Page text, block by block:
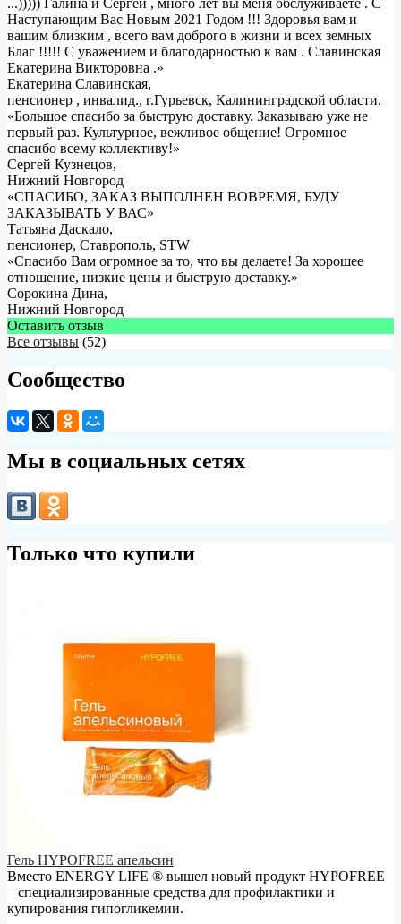
...))))) Галина и Сергей , много лет вы меня обслуживаете . С
Наступающим Вас Новым 2021 Годом !!! Здоровья вам и
вашим близким , всего вам доброго в жизни и всех земных
Благ !!!!! С уважением и благодарностью к вам . Славинская
Екатерина Викторовна .»
Екатерина Славинская,
пенсионер , инвалид., г.Гурьевск, Калининградской области.
«Большое спасибо за быструю доставку. Заказываю уже не
первый раз. Культурное, вежливое общение! Огромное
спасибо всему коллективу!»
Сергей Кузнецов,
Нижний Новгород
«СПАСИБО, ЗАКАЗ ВЫПОЛНЕН ВОВРЕМЯ, БУДУ
ЗАКАЗЫВАТЬ У ВАС»
Татьяна Даскало,
пенсионер, Ставрополь, STW
«Спасибо Вам огромное за то, что вы делаете! За хорошее
отношение, низкие цены и быструю доставку.»
Сорокина Дина,
Нижний Новгород
Оставить отзыв
Все отзывы (52)
Сообщество
Мы в социальных сетях
Только что купили
Гель HYPOFREE апельсин
Вместо ENERGY LIFE ® вышел новый продукт HYPOFREE
– cпециализированные средства для профилактики и
купирования гипогликемии.